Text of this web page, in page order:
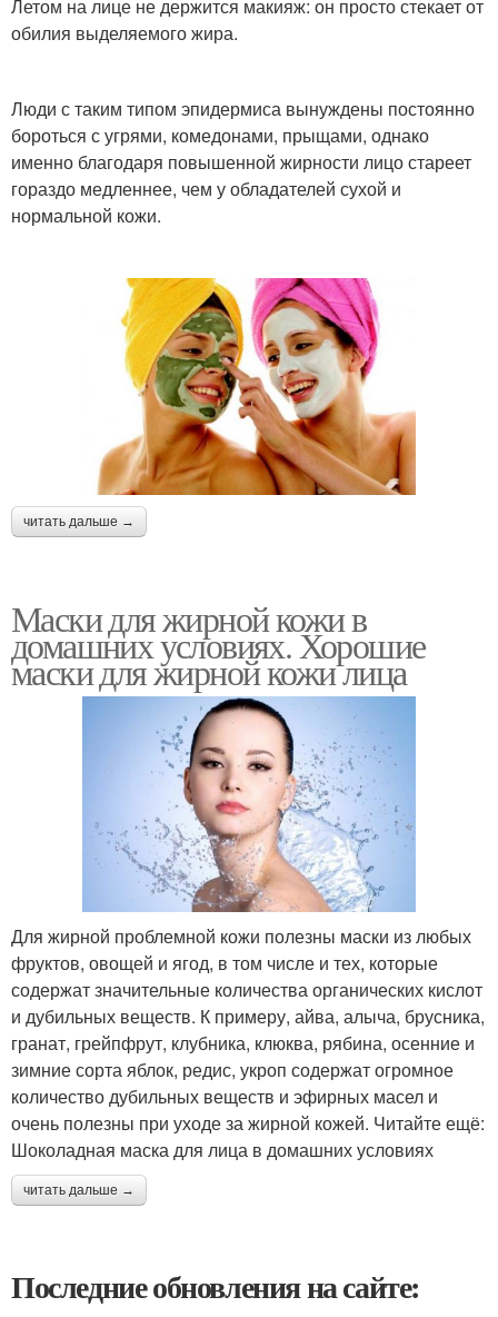
Летом на лице не держится макияж: он просто стекает от
обилия выделяемого жира.
Люди с таким типом эпидермиса вынуждены постоянно
бороться с угрями, комедонами, прыщами, однако
именно благодаря повышенной жирности лицо стареет
гораздо медленнее, чем у обладателей сухой и
нормальной кожи.
читать дальше →
Маски для жирной кожи в
домашних условиях. Хорошие
маски для жирной кожи лица
Для жирной проблемной кожи полезны маски из любых
фруктов, овощей и ягод, в том числе и тех, которые
содержат значительные количества органических кислот
и дубильных веществ. К примеру, айва, алыча, брусника,
гранат, грейпфрут, клубника, клюква, рябина, осенние и
зимние сорта яблок, редис, укроп содержат огромное
количество дубильных веществ и эфирных масел и
очень полезны при уходе за жирной кожей. Читайте ещё:
Шоколадная маска для лица в домашних условиях
читать дальше →
Последние обновления на сайте: